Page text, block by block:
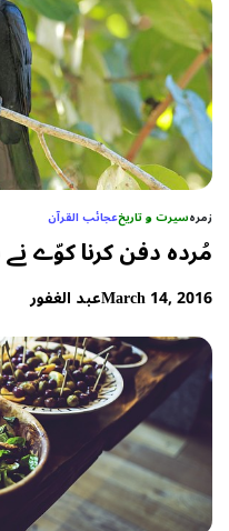
زمرہسیرت و تاریخعجائب القرآن
مُردہ دفن کرنا کوّے
March 14, 2016عبد الغفور